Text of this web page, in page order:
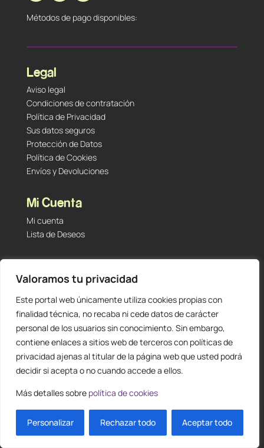
Valoramos tu privacidad
Este portal web únicamente utiliza cookies propias con
finalidad técnica, no recaba ni cede datos de carácter
personal de los usuarios sin conocimiento. Sin embargo,
contiene enlaces a sitios web de terceros con políticas de
privacidad ajenas al titular de la página web que usted podrá
decidir si acepta o no cuando accede a ellos.
Más detalles sobre política de cookies
Personalizar Rechazar todo Aceptar todo
Métodos de pago disponibles:
Legal
Aviso legal
Condiciones de contratación
Política de Privacidad
Sus datos seguros
Protección de Datos
Política de Cookies
Envíos y Devoluciones
Mi Cuenta
Mi cuenta
Lista de Deseos
Tu Tienda de Segunda Mano, Sambara #101 (Madrid,
28027 – España)
912 60 05 55 |+34 601 23 09 14
info@staging.tutiendadesegundamano.com
Diseño y creación web byPublydea© |Todos los derechos reservados
ES